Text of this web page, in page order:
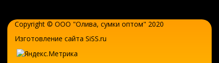
Copyright © ООО "Олива, сумки оптом" 2020
Изготовление сайта SiSS.ru